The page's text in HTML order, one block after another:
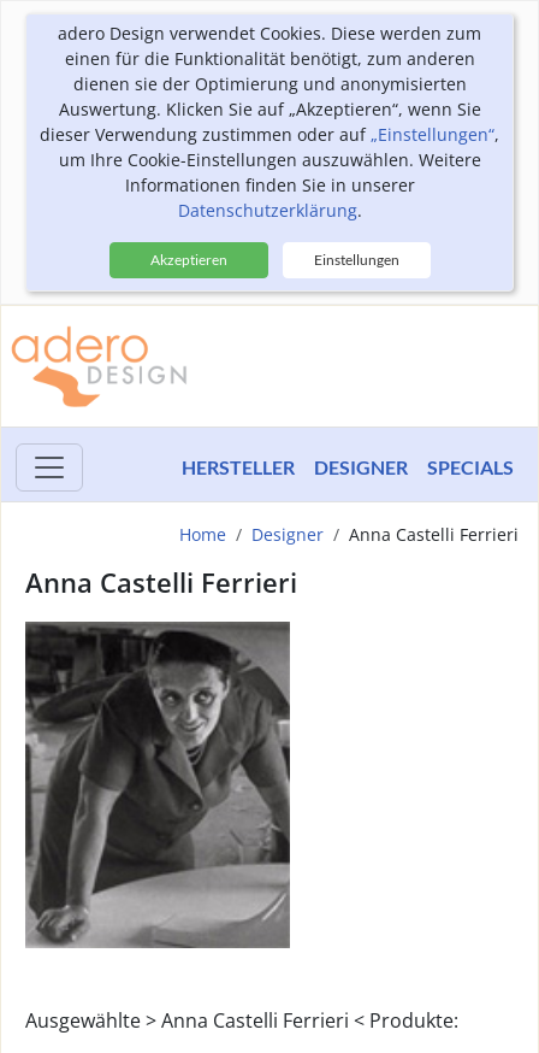
adero Design verwendet Cookies. Diese werden zum
einen für die Funktionalität benötigt, zum anderen
dienen sie der Optimierung und anonymisierten
Auswertung. Klicken Sie auf „Akzeptieren“, wenn Sie
dieser Verwendung zustimmen oder auf„Einstellungen“,
um Ihre Cookie-Einstellungen auszuwählen. Weitere
Informationen finden Sie in unserer
Datenschutzerklärung.
Akzeptieren Einstellungen
HERSTELLER DESIGNER SPECIALS
Home Designer Anna Castelli Ferrieri
Anna Castelli Ferrieri
Ausgewählte > Anna Castelli Ferrieri < Produkte: